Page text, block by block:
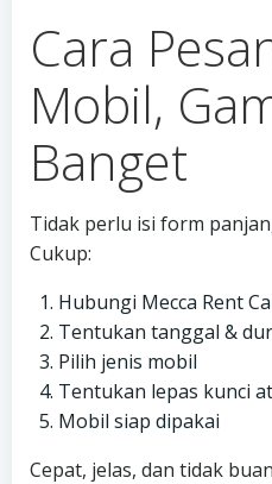
Cara
Mobil,
Banget
Tidak perlu isi form
Cukup:
Hubungi Mecca Rent
Tentukan tanggal &
Pilih jenis mobil
Tentukan lepas kunci
Mobil siap dipakai
Cepat, jelas, dan tidak